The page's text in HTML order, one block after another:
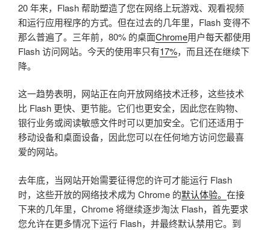
20 年来，Flash 帮助塑造了您在网络上玩游戏、观看视频
和运行应用程序的方式。但在过去的几年里，Flash 变得不
那么普遍了。三年前，80% 的桌面Chrome用户每天都使用
Flash 访问网站。今天的使用率只有17%，而且还在继续下
降。
这一趋势表明，网站正在向开放网络技术迁移，这些技术
比 Flash 更快、更节能。它们也更安全，因此您在购物、
银行业务或阅读敏感文件时可以更加安全。它们还适用于
移动设备和桌面设备，因此您可以在任何地方访问您最喜
爱的网站。
去年底，当网站开始需要征得您的许可才能运行 Flash
时，这些开放的网络技术成为 Chrome 的默认体验。 在接
下来的几年里，Chrome 将继续逐步淘汰 Flash，首先要求
您允许在更多情况下运行 Flash，并最终默认禁用它。到